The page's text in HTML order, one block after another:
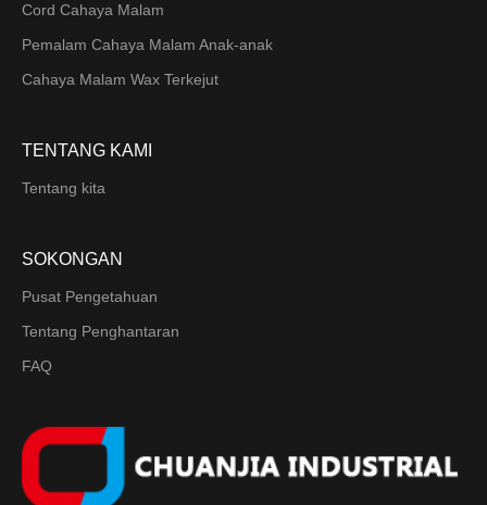
Cord Cahaya Malam
Pemalam Cahaya Malam Anak-anak
Cahaya Malam Wax Terkejut
TENTANG KAMI
Tentang kita
SOKONGAN
Pusat Pengetahuan
Tentang Penghantaran
FAQ